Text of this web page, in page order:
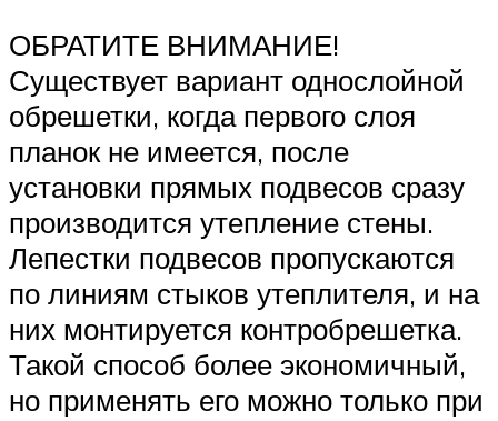
ОБРАТИТЕ ВНИМАНИЕ!
Существует вариант однослойной
обрешетки, когда первого слоя
планок не имеется, после
установки прямых подвесов сразу
производится утепление стены.
Лепестки подвесов пропускаются
по линиям стыков утеплителя, и на
них монтируется контробрешетка.
Такой способ более экономичный,
но применять его можно только при